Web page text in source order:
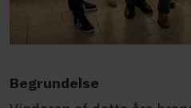
Begrundelse